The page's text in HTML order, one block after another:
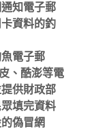
知電子郵
資料的釣
電子郵
、酷澎等電
供財政部
填完資料
偽冒網